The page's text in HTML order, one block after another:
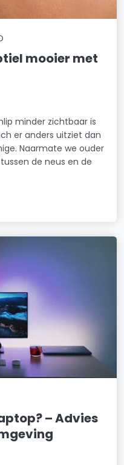
mooier met
minder zichtbaar is
er anders uitziet dan
Naarmate we ouder
de neus en de
– Advies